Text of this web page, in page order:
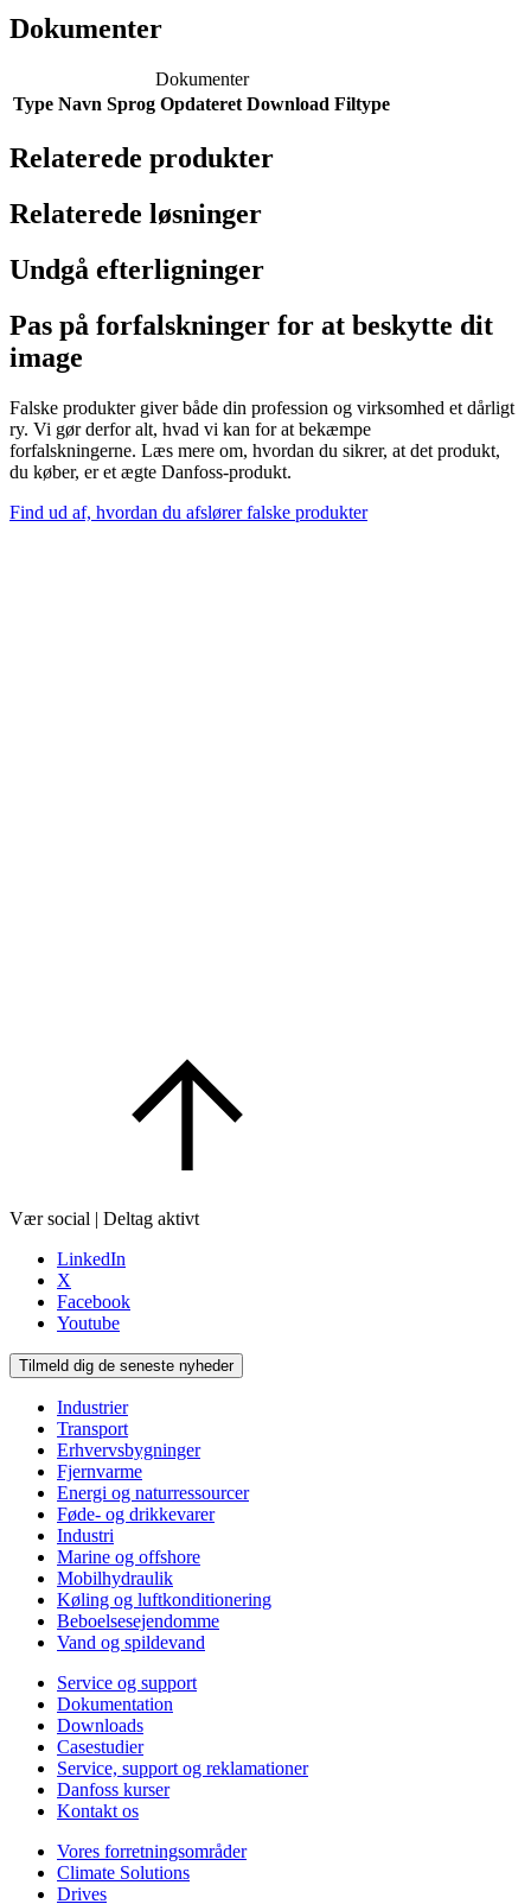
Dokumenter
Dokumenter
Type Navn Sprog Opdateret Download Filtype
Relaterede produkter
Relaterede løsninger
Undgå efterligninger
Pas på forfalskninger for at beskytte dit
image
Falske produkter giver både din profession og virksomhed et dårligt
ry. Vi gør derfor alt, hvad vi kan for at bekæmpe
forfalskningerne. Læs mere om, hvordan du sikrer, at det produkt,
du køber, er et ægte Danfoss-produkt.
Find ud af, hvordan du afslører falske produkter
Vær social | Deltag aktivt
LinkedIn
X
Facebook
Youtube
Tilmeld dig de seneste nyheder
Industrier
Transport
Erhvervsbygninger
Fjernvarme
Energi og naturressourcer
Føde- og drikkevarer
Industri
Marine og offshore
Mobilhydraulik
Køling og luftkonditionering
Beboelsesejendomme
Vand og spildevand
Service og support
Dokumentation
Downloads
Casestudier
Service, support og reklamationer
Danfoss kurser
Kontakt os
Vores forretningsområder
Climate Solutions
Drives